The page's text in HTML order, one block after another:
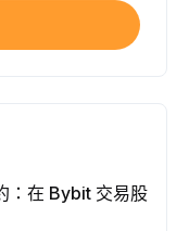
：在 Bybit 交易股